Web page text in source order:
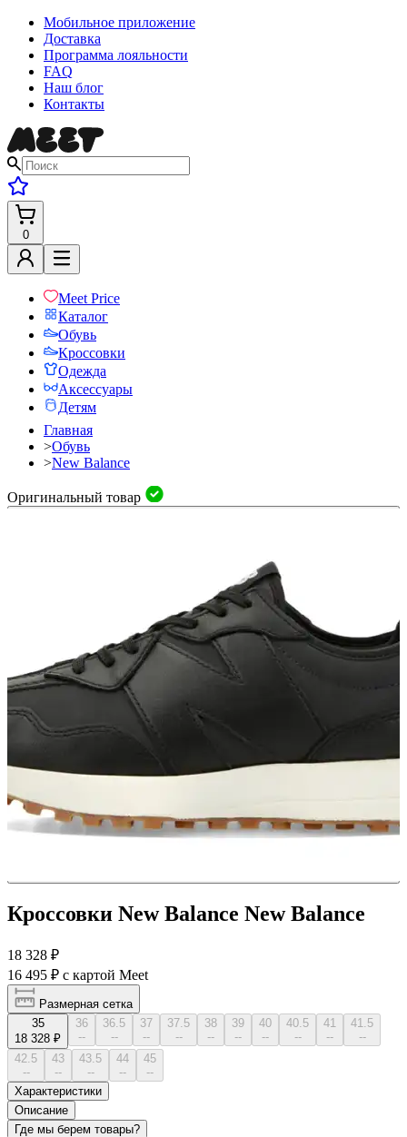
Мобильное приложение
Доставка
Программа лояльности
FAQ
Наш блог
Контакты
0
Meet Price
Каталог
Обувь
Кроссовки
Одежда
Аксессуары
Детям
Главная
>Обувь
>New Balance
Оригинальный товар
Кроссовки New Balance New Balance
18 328 ₽
16 495 ₽ с картой Meet
Размерная сетка
35
18 328 ₽
36
--
36.5
--
37
--
37.5
--
38
--
39
--
40
--
40.5
--
41
--
41.5
--
42.5
--
43
--
43.5
--
44
--
45
--
Характеристики
Описание
Где мы берем товары?